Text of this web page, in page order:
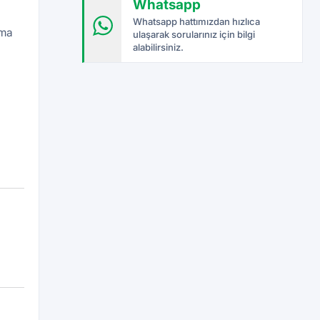
Whatsapp
Whatsapp hattımızdan hızlıca
ulaşarak sorularınız için bilgi
alabilirsiniz.